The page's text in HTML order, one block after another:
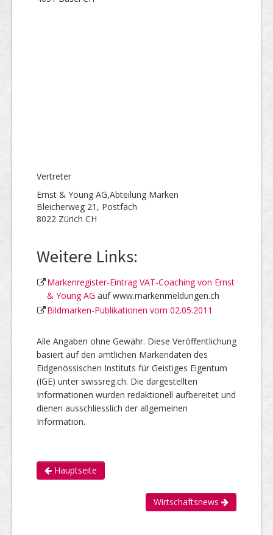
Vertreter
Ernst & Young AG,Abteilung Marken
Bleicherweg 21, Postfach
8022 Zürich CH
Weitere Links:
Markenregister-Eintrag VAT-Coaching von Ernst
& Young AG auf www.markenmeldungen.ch
Bildmarken-Publikationen vom 02.05.2011
Alle Angaben ohne Gewähr. Diese Veröffentlichung
basiert auf den amtlichen Markendaten des
Eidgenössischen Instituts für Geistiges Eigentum
(IGE) unter swissreg.ch. Die dargestellten
Informationen wurden redaktionell aufbereitet und
dienen ausschliesslich der allgemeinen
Information.
Hauptseite
Wirtschaftsnews